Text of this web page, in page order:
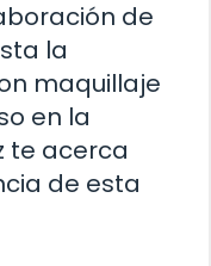
de
la
maquillaje
en la
te acerca
de esta